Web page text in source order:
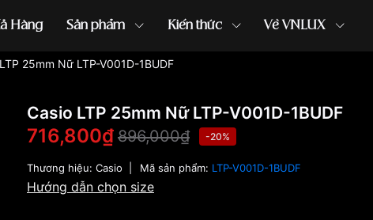
Hàng Sản phẩm Kiến thức Về VNLUX
25mm Nữ LTP-V001D-1BUDF
Casio LTP 25mm Nữ LTP-V001D-1BUDF
716,800₫ 896,000₫ -20%
Thương hiệu: Casio Mã sản phẩm: LTP-V001D-1BUDF
Hướng dẫn chọn size